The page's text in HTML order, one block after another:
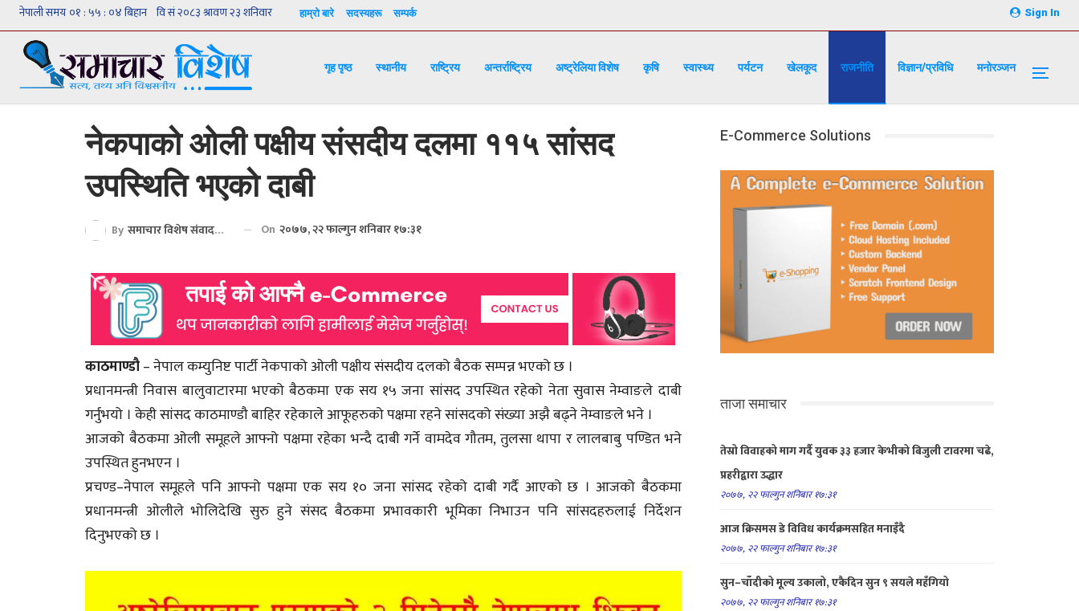
Sign In
हाम्रो बारे सदस्यहरू सम्पर्क
गृह पृष्ठ स्थानीय राष्ट्रिय अन्तर्राष्ट्रिय अष्ट्रेलिया विशेष कृषि स्वास्थ्य पर्यटन खेलकूद राजनीति विज्ञान/प्रविधि मनोरञ्जन
नेकपाको ओली पक्षीय संसदीय दलमा ११५ सांसद
उपस्थिति भएको दाबी
By समाचार विशेष संवाददाता On २०७७, २२ फाल्गुन शनिबार १७:३१
काठमाण्डौ– नेपाल कम्युनिष्ट पार्टी नेकपाको ओली पक्षीय संसदीय दलको बैठक सम्पन्न भएको छ ।
प्रधानमन्त्री निवास बालुवाटारमा भएको बैठकमा एक सय १५ जना सांसद उपस्थित रहेको नेता सुवास नेम्वाङले दाबी
गर्नुभयो । केही सांसद काठमाण्डौ बाहिर रहेकाले आफूहरुको पक्षमा रहने सांसदको संख्या अझै बढ्ने नेम्वाङले भने ।
आजको बैठकमा ओली समूहले आफ्नो पक्षमा रहेका भन्दै दाबी गर्ने वामदेव गौतम, तुलसा थापा र लालबाबु पण्डित भने
उपस्थित हुनभएन ।
प्रचण्ड–नेपाल समूहले पनि आफ्नो पक्षमा एक सय १० जना सांसद रहेको दाबी गर्दै आएको छ । आजको बैठकमा
प्रधानमन्त्री ओलीले भोलिदेखि सुरु हुने संसद बैठकमा प्रभावकारी भूमिका निभाउन पनि सांसदहरुलाई निर्देशन
दिनुभएको छ ।
E-Commerce Solutions
ताजा समाचार
तेस्रो विवाहको माग गर्दै युवक ३३ हजार केभीको बिजुली टावरमा चढे,
प्रहरीद्वारा उद्धार
२०७७, २२ फाल्गुन शनिबार १७:३१
आज क्रिसमस डे विविध कार्यक्रमसहित मनाइँदै
२०७७, २२ फाल्गुन शनिबार १७:३१
सुन–चाँदीको मूल्य उकालो, एकैदिन सुन ९ सयले महँगियो
२०७७, २२ फाल्गुन शनिबार १७:३१